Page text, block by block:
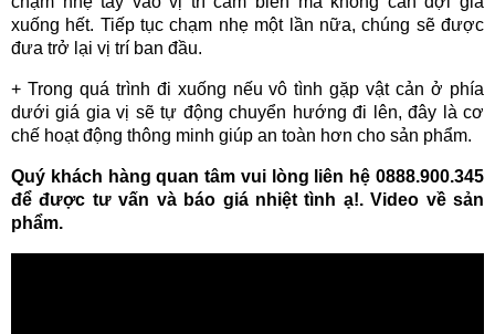
xuống hết. Tiếp tục chạm nhẹ một lần nữa, chúng sẽ được
đưa trở lại vị trí ban đầu.
+ Trong quá trình đi xuống nếu vô tình gặp vật cản ở phía
dưới giá gia vị sẽ tự động chuyển hướng đi lên, đây là cơ
chế hoạt động thông minh giúp an toàn hơn cho sản phẩm.
Quý khách hàng quan tâm vui lòng liên hệ 0888.900.345
để được tư vấn và báo giá nhiệt tình ạ!. Video về sản
phẩm.